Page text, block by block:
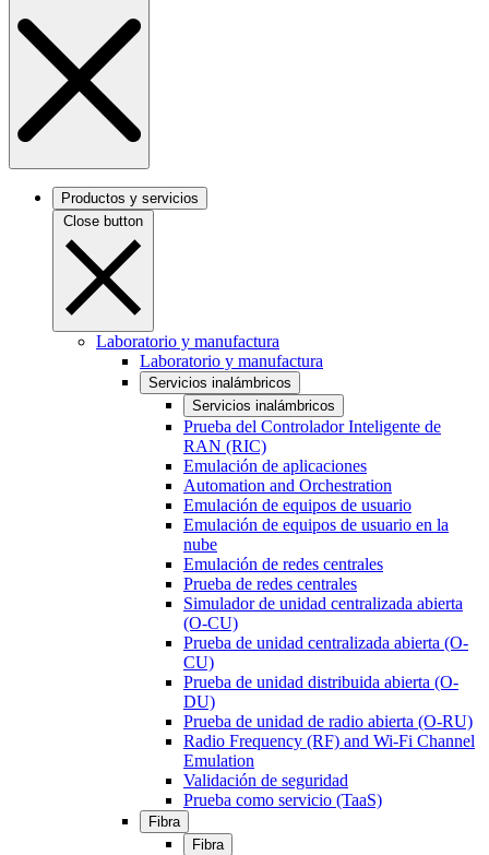
Productos y servicios
Close button
Laboratorio y manufactura
Laboratorio y manufactura
Servicios inalámbricos
Servicios inalámbricos
Prueba del Controlador Inteligente de
RAN (RIC)
Emulación de aplicaciones
Automation and Orchestration
Emulación de equipos de usuario
Emulación de equipos de usuario en la
nube
Emulación de redes centrales
Prueba de redes centrales
Simulador de unidad centralizada abierta
(O-CU)
Prueba de unidad centralizada abierta (O-
CU)
Prueba de unidad distribuida abierta (O-
DU)
Prueba de unidad de radio abierta (O-RU)
Radio Frequency (RF) and Wi-Fi Channel
Emulation
Validación de seguridad
Prueba como servicio (TaaS)
Fibra
Fibra